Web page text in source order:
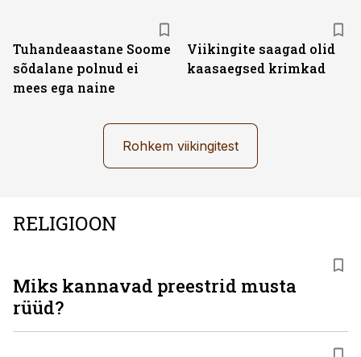
Tuhandeaastane Soome
sõdalane polnud ei
mees ega naine
Viikingite saagad olid
kaasaegsed krimkad
Rohkem viikingitest
RELIGIOON
Miks kannavad preestrid musta
rüüd?